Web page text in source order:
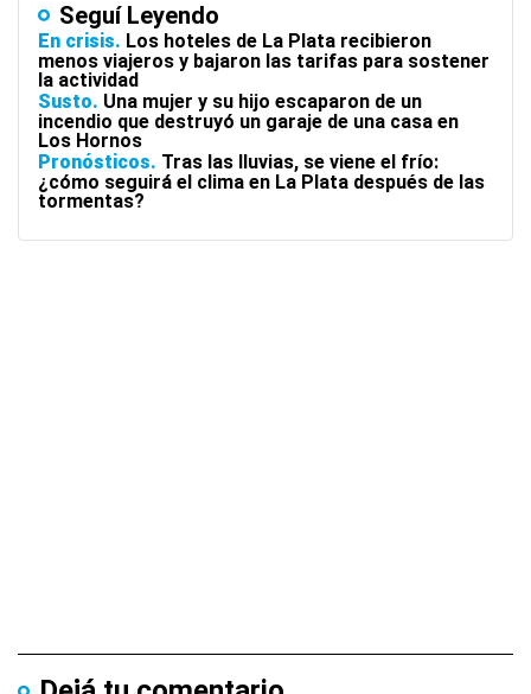
Seguí Leyendo
En crisis Los hoteles de La Plata recibieron
menos viajeros y bajaron las tarifas para sostener
la actividad
Susto Una mujer y su hijo escaparon de un
incendio que destruyó un garaje de una casa en
Los Hornos
Pronósticos Tras las lluvias, se viene el frío:
¿cómo seguirá el clima en La Plata después de las
tormentas?